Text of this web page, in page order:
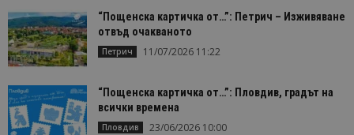
“Пощенска картичка от…”: Петрич – Изживяване
отвъд очакваното
Петрич 11/07/2026 11:22
“Пощенска картичка от…”: Пловдив, градът на
всички времена
Пловдив 23/06/2026 10:00